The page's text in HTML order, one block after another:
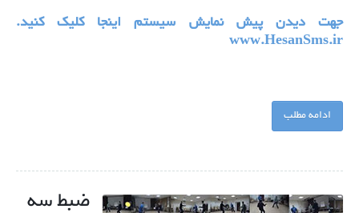
جهت دیدن پیش نمایش سیستم اینجا کلیک کنید.
www.HesanSms.ir
ادامه مطلب
ضبط سه